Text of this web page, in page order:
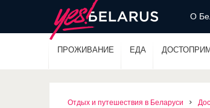
О
ПРОЖИВАНИЕ ЕДА
Отдых и путешествия в Беларуси